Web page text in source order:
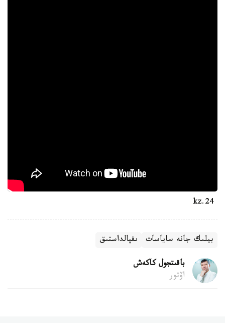
بيلىك جانە ساياسات ىقپالداستىق
باقىتجول كاكەش
اۆتور